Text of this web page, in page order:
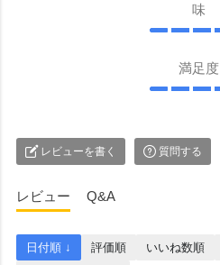
味
満足度
レビューを書く 質問する
レビュー Q&A
日付順 ↓ 評価順 いいね数順